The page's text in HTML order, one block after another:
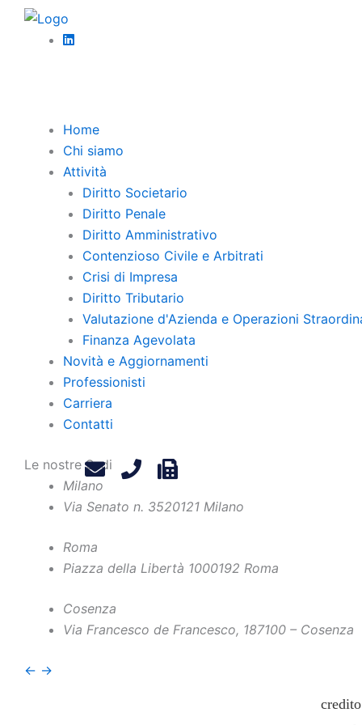
Home
Chi siamo
Attività
Diritto Societario
Diritto Penale
Diritto Amministrativo
Contenzioso Civile e Arbitrati
Crisi di Impresa
Diritto Tributario
Valutazione d'Azienda e Operazioni
Finanza Agevolata
Novità e Aggiornamenti
Professionisti
Carriera
Contatti
Le nostre Sedi
Milano
Via Senato n. 3520121 Milano
Roma
Piazza della Libertà 1000192 Roma
Cosenza
Via Francesco de Francesco, 187100 – Cosenza
← →